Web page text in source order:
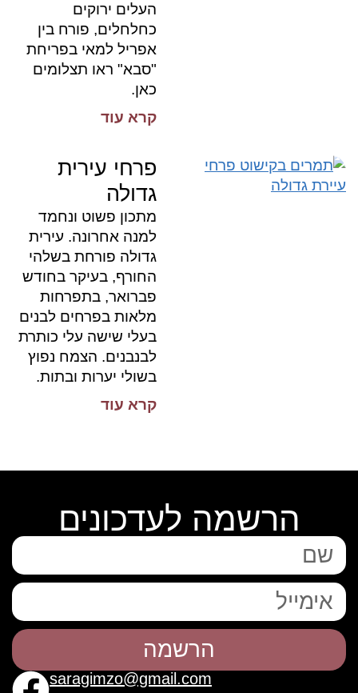
העלים ירוקים
כחלחלים, פורח בין
אפריל למאי בפריחת
"סבא" ראו תצלומים
כאן.
קרא עוד
פרחי עירית
גדולה
מתכון פשוט ונחמד
למנה אחרונה. עירית
גדולה פורחת בשלהי
החורף, בעיקר בחודש
פברואר, בתפרחות
מלאות בפרחים לבנים
בעלי שישה עלי כותרת
לבנבנים. הצמח נפוץ
בשולי יערות ובתות.
קרא עוד
הרשמה לעדכונים
הרשמה
saragimzo@gmail.com